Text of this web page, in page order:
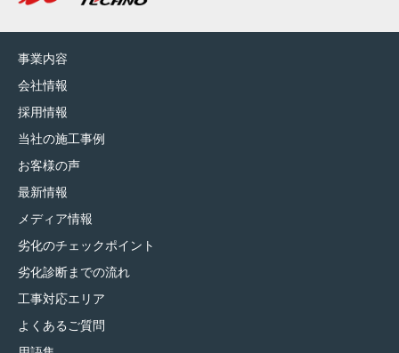
事業内容
会社情報
採用情報
当社の施工事例
お客様の声
最新情報
メディア情報
劣化のチェックポイント
劣化診断までの流れ
工事対応エリア
よくあるご質問